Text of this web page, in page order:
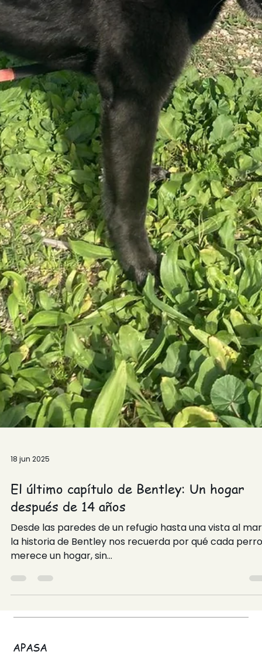
18 jun 2025
El último capítulo de Bentley: Un hogar
después de 14 años
Desde las paredes de un refugio hasta una vista al
la historia de Bentley nos recuerda por qué cada perro
merece un hogar, sin...